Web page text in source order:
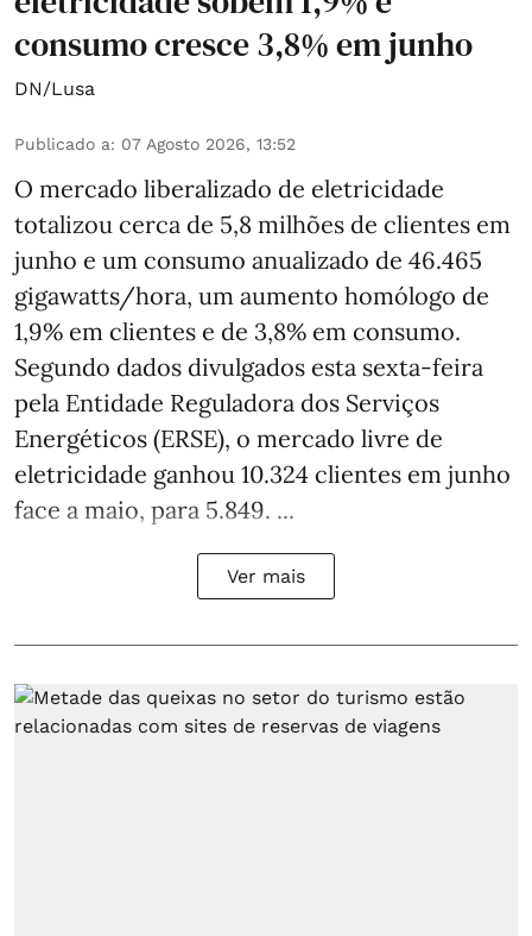
consumo cresce 3,8% em junho
DN/Lusa
Publicado a: 07 Agosto 2026, 13:52
O mercado liberalizado de eletricidade
totalizou cerca de 5,8 milhões de clientes em
junho e um consumo anualizado de 46.465
gigawatts/hora, um aumento homólogo de
1,9% em clientes e de 3,8% em consumo.
Segundo dados divulgados esta sexta-feira
pela Entidade Reguladora dos Serviços
Energéticos (ERSE), o mercado livre de
eletricidade ganhou 10.324 clientes em junho
face a maio, para 5.849. ...
Ver mais